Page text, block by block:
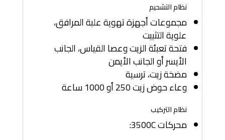
نظام التشحيم
مجموعات أجهزة تهوية علبة المرافق،
علوية التثبيت
فتحة تعبئة الزيت وعصا القياس، الجانب
الأيسر أو الجانب الأيمن
مضخة زيت، ترسية
وعاء حوض زيت 250 أو 1000 ساعة
نظام التركيب
محركات 3500C: